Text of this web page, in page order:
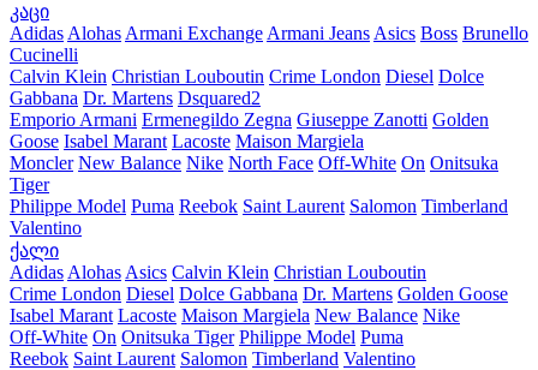
კაცი
Adidas Alohas Armani Exchange Armani Jeans Asics Boss Brunello
Cucinelli
Calvin Klein Christian Louboutin Crime London Diesel Dolce
Gabbana Dr. Martens Dsquared2
Emporio Armani Ermenegildo Zegna Giuseppe Zanotti Golden
Goose Isabel Marant Lacoste Maison Margiela
Moncler New Balance Nike North Face Off-White On Onitsuka
Tiger
Philippe Model Puma Reebok Saint Laurent Salomon Timberland
Valentino
ქალი
Adidas Alohas Asics Calvin Klein Christian Louboutin
Crime London Diesel Dolce Gabbana Dr. Martens Golden Goose
Isabel Marant Lacoste Maison Margiela New Balance Nike
Off-White On Onitsuka Tiger Philippe Model Puma
Reebok Saint Laurent Salomon Timberland Valentino